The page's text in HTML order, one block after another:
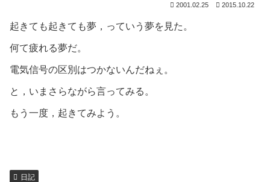
2001.02.25 2015.10.22
起きても起きても夢，っていう夢を見た。
何て疲れる夢だ。
電気信号の区別はつかないんだねぇ。
と，いまさらながら言ってみる。
もう一度，起きてみよう。
日記